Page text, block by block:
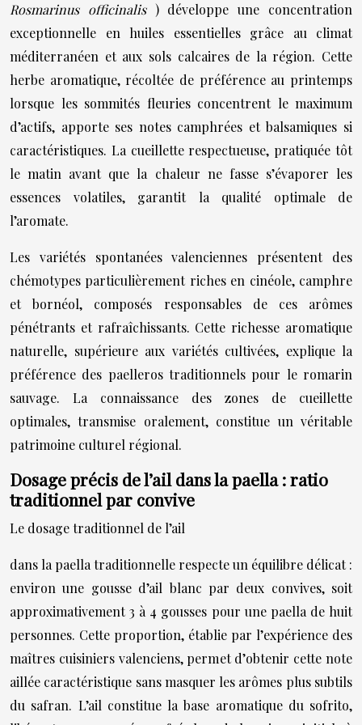
Rosmarinus officinalis ) développe une concentration
exceptionnelle en huiles essentielles grâce au climat
méditerranéen et aux sols calcaires de la région. Cette
herbe aromatique, récoltée de préférence au printemps
lorsque les sommités fleuries concentrent le maximum
d’actifs, apporte ses notes camphrées et balsamiques si
caractéristiques. La cueillette respectueuse, pratiquée tôt
le matin avant que la chaleur ne fasse s’évaporer les
essences volatiles, garantit la qualité optimale de
l’aromate.
Les variétés spontanées valenciennes présentent des
chémotypes particulièrement riches en cinéole, camphre
et bornéol, composés responsables de ces arômes
pénétrants et rafraîchissants. Cette richesse aromatique
naturelle, supérieure aux variétés cultivées, explique la
préférence des paelleros traditionnels pour le romarin
sauvage. La connaissance des zones de cueillette
optimales, transmise oralement, constitue un véritable
patrimoine culturel régional.
Dosage précis de l’ail dans la paella : ratio
traditionnel par convive
Le dosage traditionnel de l’ail
dans la paella traditionnelle respecte un équilibre délicat :
environ une gousse d’ail blanc par deux convives, soit
approximativement 3 à 4 gousses pour une paella de huit
personnes. Cette proportion, établie par l’expérience des
maîtres cuisiniers valenciens, permet d’obtenir cette note
aillée caractéristique sans masquer les arômes plus subtils
du safran. L’ail constitue la base aromatique du sofrito,